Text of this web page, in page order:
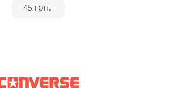
45 грн.